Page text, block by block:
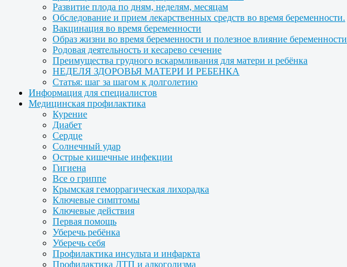
Развитие плода по дням, неделям, месяцам
Обследование и прием лекарственных средств во время беременности.
Вакцинация во время беременности
Образ жизни во время беременности и полезное влияние беременности
Родовая деятельность и кесарево сечение
Преимущества грудного вскармливания для матери и ребёнка
НЕДЕЛЯ ЗДОРОВЬЯ МАТЕРИ И РЕБЕНКА
Статья: шаг за шагом к долголетию
Информация для специалистов
Медицинская профилактика
Курение
Диабет
Сердце
Солнечный удар
Острые кишечные инфекции
Гигиена
Все о гриппе
Крымская геморрагическая лихорадка
Ключевые симптомы
Ключевые действия
Первая помощь
Уберечь ребёнка
Уберечь себя
Профилактика инсульта и инфаркта
Профилактика ДТП и алкоголизма